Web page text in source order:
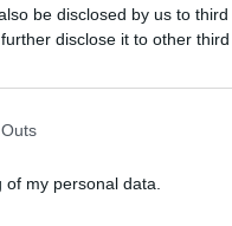
be disclosed by us to
disclose it to other third
my personal data.
σε ανάρτηση του στο
και ασφαλή σχολεία!
αγέλης και